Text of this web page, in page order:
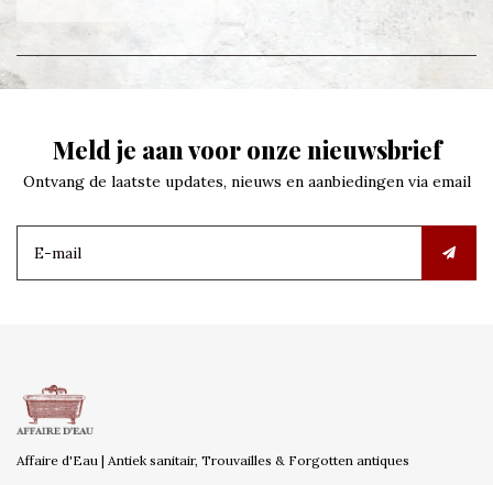
Meld je aan voor onze nieuwsbrief
Ontvang de laatste updates, nieuws en aanbiedingen via email
Affaire d'Eau | Antiek sanitair, Trouvailles & Forgotten antiques